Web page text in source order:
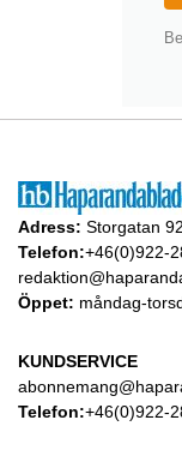
Adress: Storgatan
Telefon:+46(0)922-
Öppet: måndag-
KUNDSERVICE
Telefon:+46(0)922-